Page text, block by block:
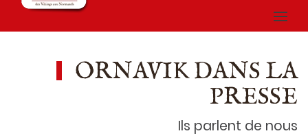
ORNAVIK DANS LA
PRESSE
Ils parlent de nous